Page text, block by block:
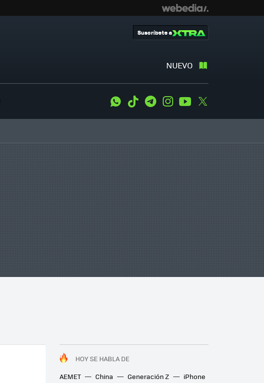
NUEVO
Suscríbete a
WhatsApp
Tiktok TelegramInstagramYoutube
HOY SE HABLA DE
AEMET
China Generación Z
iPhone